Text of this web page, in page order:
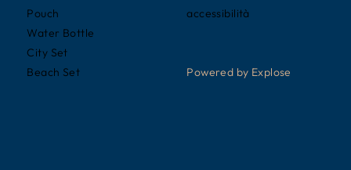
Pouch
Water Bottle
City Set
Beach Set
accessibilità
Powered by Explose